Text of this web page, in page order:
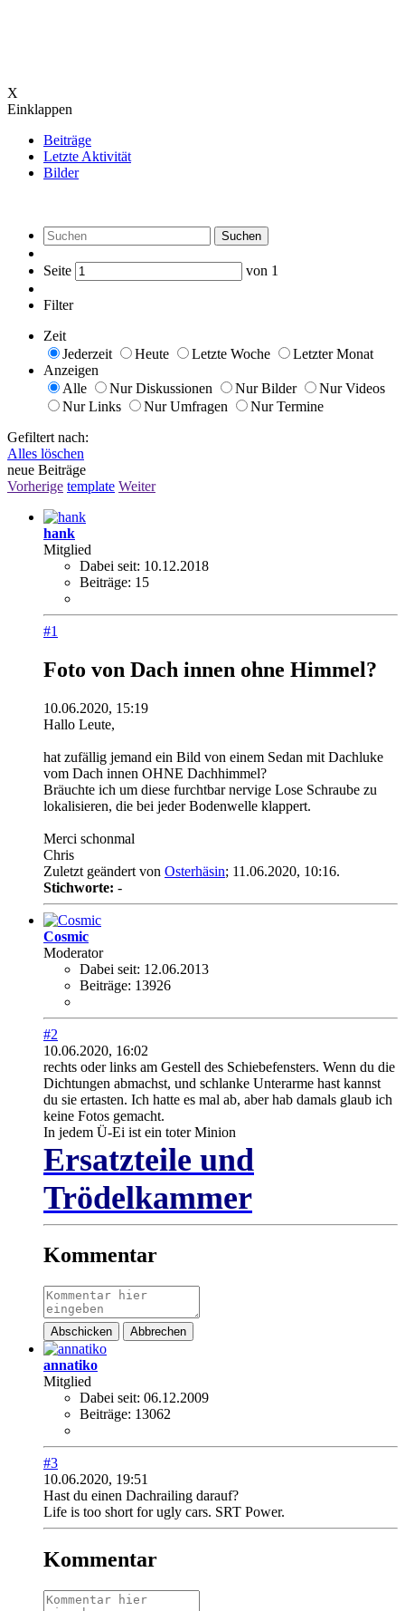
X
Einklappen
Beiträge
Letzte Aktivität
Bilder
Suchen
Seite von 1
Filter
Zeit
Jederzeit
Heute Letzte Woche
Letzter Monat
Anzeigen
Alle
Nur Diskussionen Nur Bilder
Nur Videos
Nur Links
Nur Umfragen
Nur Termine
Gefiltert nach:
Alles löschen
neue Beiträge
Vorherige template Weiter
hank
Mitglied
Dabei seit: 10.12.2018
Beiträge: 15
#1
Foto von Dach innen ohne Himmel?
10.06.2020, 15:19
Hallo Leute,
hat zufällig jemand ein Bild von einem Sedan mit Dachluke
vom Dach innen OHNE Dachhimmel?
Bräuchte ich um diese furchtbar nervige Lose Schraube zu
lokalisieren, die bei jeder Bodenwelle klappert.
Merci schonmal
Chris
Zuletzt geändert von Osterhäsin; 11.06.2020, 10:16.
Stichworte: -
Cosmic
Moderator
Dabei seit: 12.06.2013
Beiträge: 13926
#2
10.06.2020, 16:02
rechts oder links am Gestell des Schiebefensters. Wenn du die
Dichtungen abmachst, und schlanke Unterarme hast kannst
du sie ertasten. Ich hatte es mal ab, aber hab damals glaub ich
keine Fotos gemacht.
In jedem Ü-Ei ist ein toter Minion
Ersatzteile und
Trödelkammer
Kommentar
Abschicken Abbrechen
annatiko
Mitglied
Dabei seit: 06.12.2009
Beiträge: 13062
#3
10.06.2020, 19:51
Hast du einen Dachrailing darauf?
Life is too short for ugly cars. SRT Power.
Kommentar